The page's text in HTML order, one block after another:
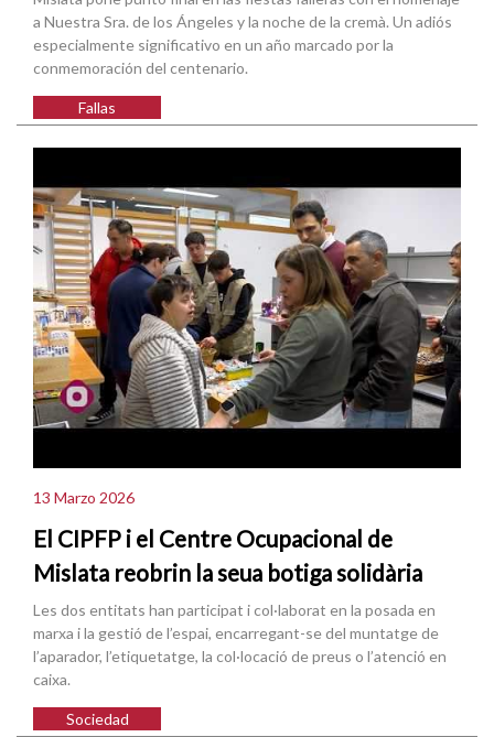
a Nuestra Sra. de los Ángeles y la noche de la cremà. Un adiós
especialmente significativo en un año marcado por la
conmemoración del centenario.
Fallas
13 Marzo 2026
El CIPFP i el Centre Ocupacional de
Mislata reobrin la seua botiga solidària
Les dos entitats han participat i col·laborat en la posada en
marxa i la gestió de l’espai, encarregant-se del muntatge de
l’aparador, l’etiquetatge, la col·locació de preus o l’atenció en
caixa.
Sociedad